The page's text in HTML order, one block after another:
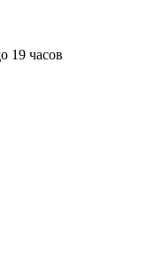
19 часов